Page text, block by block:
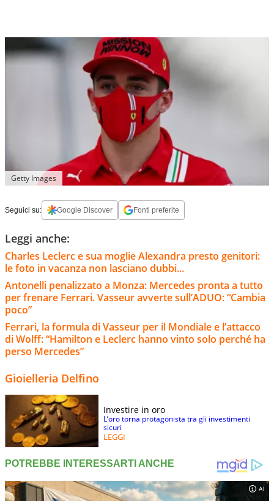
Getty Images
Seguici su: Google Discover Fonti preferite
Leggi anche:
Charles Leclerc e sua moglie Alexandra presto genitori:
le foto in vacanza non lasciano dubbi...
Antonelli penalizzato a Monza: Mercedes pronta a tutto
per frenare Ferrari. Vasseur avverte sull’ADUO: “Cambia
poco”
Ferrari, la formula di Vasseur per il Mondiale e l’attacco
di Wolff: “Hamilton e Leclerc hanno vinto solo perché ha
perso Mercedes”
Gioielleria Delfino
Investire in oro
L’oro torna protagonista tra gli investimenti
sicuri
LEGGI